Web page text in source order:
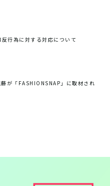
行為に対する対応について
が「FASHIONSNAP」に取材され